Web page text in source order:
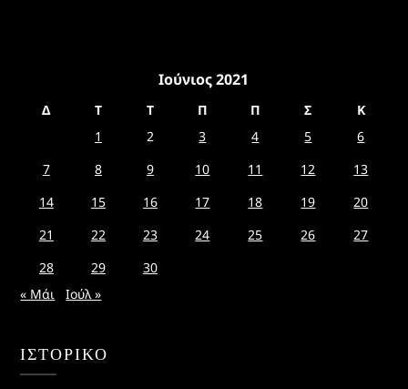
Ιούνιος 2021
Δ Τ Τ Π Π Σ
Κ
1
2 3 4 5
6
7
8 9 10 11 12
13
14
15 16 17 18 19
20
21
22 23 24 25 26
27
28
29
30
« Μάι
Ιούλ »
ΙΣΤΟΡΙΚΌ